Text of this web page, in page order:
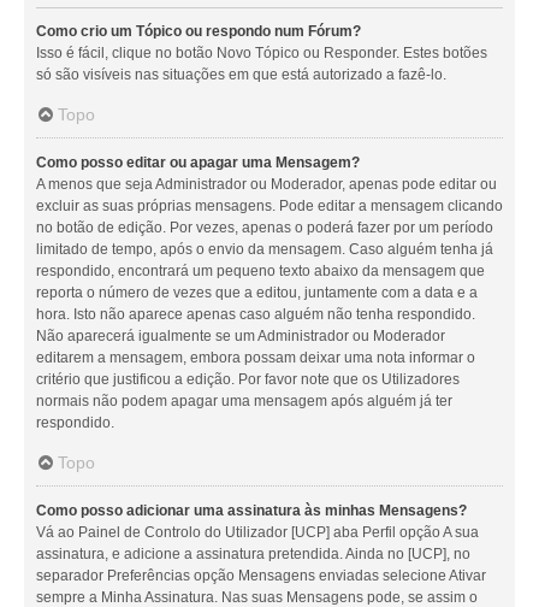
Como crio um Tópico ou respondo num Fórum?
Isso é fácil, clique no botão Novo Tópico ou Responder. Estes botões
só são visíveis nas situações em que está autorizado a fazê-lo.
Topo
Como posso editar ou apagar uma Mensagem?
A menos que seja Administrador ou Moderador, apenas pode editar ou
excluir as suas próprias mensagens. Pode editar a mensagem clicando
no botão de edição. Por vezes, apenas o poderá fazer por um período
limitado de tempo, após o envio da mensagem. Caso alguém tenha já
respondido, encontrará um pequeno texto abaixo da mensagem que
reporta o número de vezes que a editou, juntamente com a data e a
hora. Isto não aparece apenas caso alguém não tenha respondido.
Não aparecerá igualmente se um Administrador ou Moderador
editarem a mensagem, embora possam deixar uma nota informar o
critério que justificou a edição. Por favor note que os Utilizadores
normais não podem apagar uma mensagem após alguém já ter
respondido.
Topo
Como posso adicionar uma assinatura às minhas Mensagens?
Vá ao Painel de Controlo do Utilizador [UCP] aba Perfil opção A sua
assinatura, e adicione a assinatura pretendida. Ainda no [UCP], no
separador Preferências opção Mensagens enviadas selecione Ativar
sempre a Minha Assinatura. Nas suas Mensagens pode, se assim o